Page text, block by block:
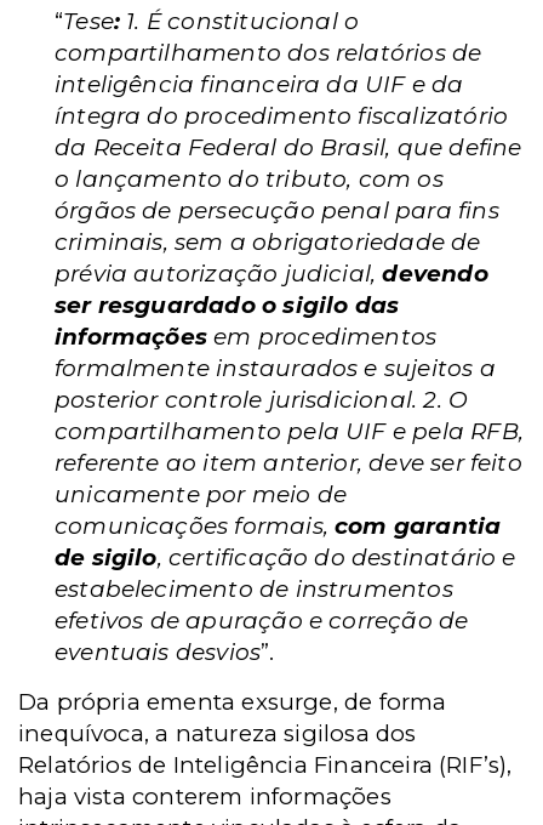
“Tese: 1. É constitucional o
compartilhamento dos relatórios de
inteligência financeira da UIF e da
íntegra do procedimento fiscalizatório
da Receita Federal do Brasil, que define
o lançamento do tributo, com os
órgãos de persecução penal para fins
criminais, sem a obrigatoriedade de
prévia autorização judicial,devendo
ser resguardado o sigilo das
informações em procedimentos
formalmente instaurados e sujeitos a
posterior controle jurisdicional. 2. O
compartilhamento pela UIF e pela RFB,
referente ao item anterior, deve ser feito
unicamente por meio de
comunicações formais,com garantia
de sigilo, certificação do destinatário e
estabelecimento de instrumentos
efetivos de apuração e correção de
eventuais desvios”.
Da própria ementa exsurge, de forma
inequívoca, a natureza sigilosa dos
Relatórios de Inteligência Financeira (RIF’s),
haja vista conterem informações